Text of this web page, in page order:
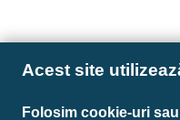
Acest site
Folosim cookie-uri